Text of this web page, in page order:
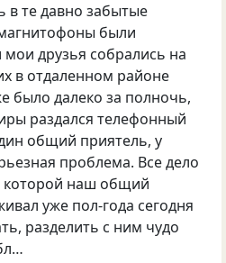
в те давно забытые
были
друзья собрались на
в отдаленном районе
было далеко за полночь,
раздался телефонный
общий приятель, у
проблема. Все дело
которой наш общий
уже пол-года сегодня
разделить с ним чудо